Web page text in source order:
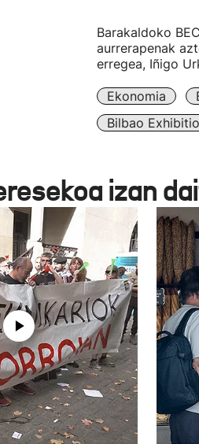
Barakaldoko
aurrerapenak
erregea, Iñigo
Ekonomia
Bilbao
izan